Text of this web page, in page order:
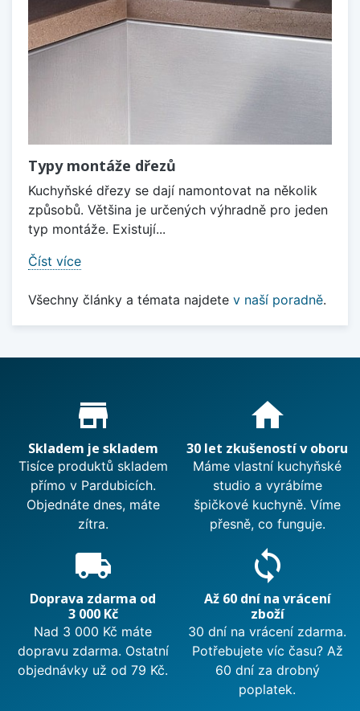
Typy montáže dřezů
Kuchyňské dřezy se dají namontovat na několik
způsobů. Většina je určených výhradně pro jeden
typ montáže. Existují...
Číst více
Všechny články a témata najdete v naší poradně.
Proč nakupovat u nás?
store_mall_directory
Skladem je skladem
Tisíce produktů skladem
přímo v Pardubicích.
Objednáte dnes, máte
zítra.
home
30 let zkušeností v oboru
Máme vlastní kuchyňské
studio a vyrábíme
špičkové kuchyně. Víme
přesně, co funguje.
local_shipping
Doprava zdarma od
3 000 Kč
Nad 3 000 Kč máte
dopravu zdarma. Ostatní
objednávky už od 79 Kč.
sync
Až 60 dní na vrácení
zboží
30 dní na vrácení zdarma.
Potřebujete víc času? Až
60 dní za drobný
poplatek.